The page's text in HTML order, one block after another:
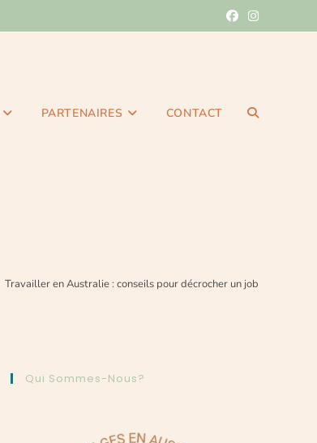
PARTENAIRES CONTACT
Travailler en Australie : conseils pour décrocher un job
Qui Sommes-Nous?